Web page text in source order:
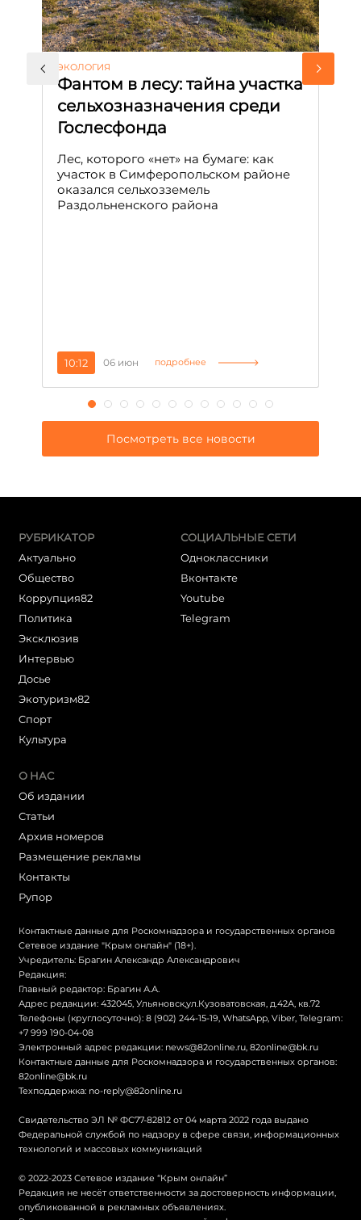
ЭКОЛОГИЯ
Фантом в лесу: тайна участка
сельхозназначения среди
Гослесфонда
Лес, которого «нет» на бумаге: как
участок в Симферопольском районе
оказался сельхозземель
Раздольненского района
10:12 06 июн подробнее
Посмотреть все новости
РУБРИКАТОР
Актуально
Общество
Коррупция82
Политика
Эксклюзив
Интервью
Досье
Экотуризм82
Cпорт
Культура
СОЦИАЛЬНЫЕ СЕТИ
Одноклассники
Вконтакте
Youtube
Telegram
О НАС
Об издании
Статьи
Архив номеров
Размещение рекламы
Контакты
Рупор
Контактные данные для Роскомнадзора и государственных органов
Сетевое издание "Крым онлайн" (18+).
Учредитель: Брагин Александр Александрович
Редакция:
Главный редактор: Брагин А.А.
Адрес редакции: 432045, Ульяновск,ул.Кузоватовская, д.42А, кв.72
Телефоны (круглосуточно): 8 (902) 244-15-19, WhatsApp, Viber, Telegram:
+7 999 190-04-08
Электронный адрес редакции: news@82online.ru 82online@bk.ru
Контактные данные для Роскомнадзора и государственных органов:
82online@bk.ru
Техподдержка: no-reply@82online.ru
Свидетельство ЭЛ № ФС77-82812 от 04 марта 2022 года выдано
Федеральной службой по надзору в сфере связи, информационных
технологий и массовых коммуникаций
© 2022-2023 Сетевое издание “Крым онлайн”
Редакция не несёт ответственности за достоверность информации,
опубликованной в рекламных объявлениях.